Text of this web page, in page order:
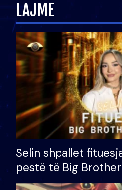
LAJME
Selin shpallet
pestë të Big
çmimin e madh